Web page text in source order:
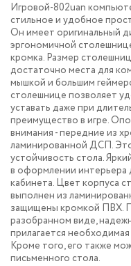
Игровой-802uan
стильное и удобное
Он имеет оригинальный
эргономичной
кромка. Размер
достаточно места для
мышкой и большим
столешнице позволяет
уставать даже при
преимущество в игре.
внимания - передние из
ламинированной ДСП.
устойчивость стола.
в оформлении интерьера
кабинета. Цвет корпуса
выполнен из
защищены кромкой ПВХ.
разобранном виде,
прилагается
Кроме того, его также
письменного стола.